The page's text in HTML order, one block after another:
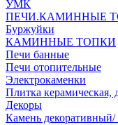
УМК
ПЕЧИ.КАМИННЫЕ
Буржуйки
КАМИННЫЕ ТОПКИ
Печи банные
Печи отопительные
Электрокаменки
Плитка керамическая,
Декоры
Камень